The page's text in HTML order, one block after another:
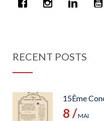
RECENT POSTS
15Ème
8 /MAI